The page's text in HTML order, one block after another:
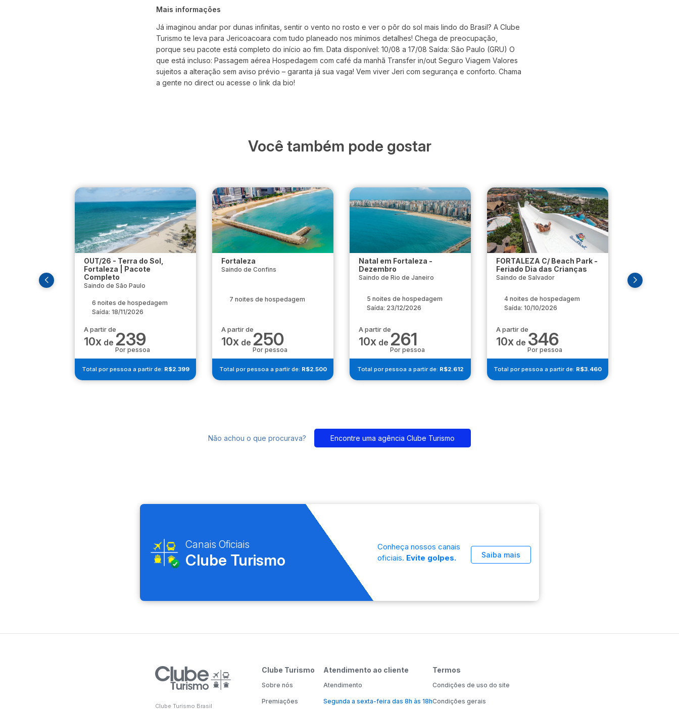
Mais informações
Já imaginou andar por dunas infinitas, sentir o vento no rosto e ver o pôr do sol mais lindo do Brasil? A Clube
Turismo te leva para Jericoacoara com tudo planeado nos mínimos detalhes! Chega de preocupação,
porque seu pacote está completo do início ao fim. Data disponível: 10/08 a 17/08 Saída: São Paulo (GRU) O
que está incluso: Passagem aérea Hospedagem com café da manhã Transfer in/out Seguro Viagem Valores
sujeitos a alteração sem aviso prévio – garanta já sua vaga! Vem viver Jeri com segurança e conforto. Chama
a gente no direct ou acesse o link da bio!
Você também pode gostar
OUT/26 - Terra do Sol,
Fortaleza | Pacote
Completo
Saindo de São Paulo
6 noites de hospedagem
Saída: 18/11/2026
A partir de
10x de 239
Por pessoa
Total por pessoa a partir de: R$2.399
Fortaleza
Saindo de Confins
7 noites de hospedagem
A partir de
10x de 250
Por pessoa
Total por pessoa a partir de: R$2.500
Natal em Fortaleza -
Dezembro
Saindo de Rio de Janeiro
5 noites de hospedagem
Saída: 23/12/2026
A partir de
10x de 261
Por pessoa
Total por pessoa a partir de: R$2.612
FORTALEZA C/ Beach Park -
Feriado Dia das Crianças
Saindo de Salvador
4 noites de hospedagem
Saída: 10/10/2026
A partir de
10x de 346
Por pessoa
Total por pessoa a partir de: R$3.460
Saindo de São
Não achou o que procurava? Encontre uma agência Clube Turismo
Canais Oficiais
Clube Turismo
Conheça nossos canais
oficiais. Evite golpes. Saiba mais
Clube Turismo Brasil
Clube Turismo
Sobre nós
Premiações
Atendimento ao cliente
Atendimento
Segunda a sexta-feira das 8h às 18h
Termos
Condições de uso do site
Condições gerais